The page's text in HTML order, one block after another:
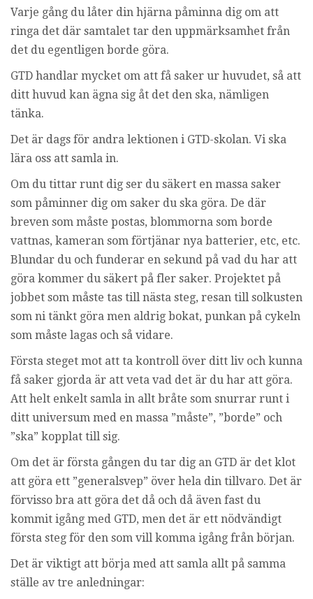
Varje gång du låter din hjärna påminna dig om att
ringa det där samtalet tar den uppmärksamhet från
det du egentligen borde göra.
GTD handlar mycket om att få saker ur huvudet, så att
ditt huvud kan ägna sig åt det den ska, nämligen
tänka.
Det är dags för andra lektionen i GTD-skolan. Vi ska
lära oss att samla in.
Om du tittar runt dig ser du säkert en massa saker
som påminner dig om saker du ska göra. De där
breven som måste postas, blommorna som borde
vattnas, kameran som förtjänar nya batterier, etc, etc.
Blundar du och funderar en sekund på vad du har att
göra kommer du säkert på fler saker. Projektet på
jobbet som måste tas till nästa steg, resan till solkusten
som ni tänkt göra men aldrig bokat, punkan på cykeln
som måste lagas och så vidare.
Första steget mot att ta kontroll över ditt liv och kunna
få saker gjorda är att veta vad det är du har att göra.
Att helt enkelt samla in allt bråte som snurrar runt i
ditt universum med en massa ”måste”, ”borde” och
”ska” kopplat till sig.
Om det är första gången du tar dig an GTD är det klot
att göra ett ”generalsvep” över hela din tillvaro. Det är
förvisso bra att göra det då och då även fast du
kommit igång med GTD, men det är ett nödvändigt
första steg för den som vill komma igång från början.
Det är viktigt att börja med att samla allt på samma
ställe av tre anledningar: